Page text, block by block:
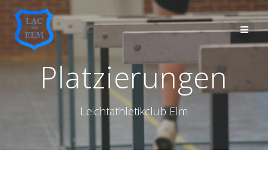
to
content
Platzierungen
Leichtathletikclub Elm